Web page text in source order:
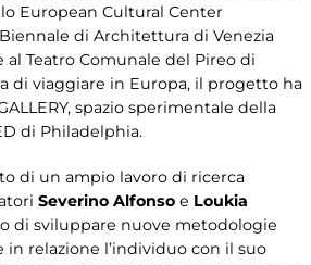
European Cultural Center
di Architettura di Venezia
al Teatro Comunale del Pireo di
di viaggiare in Europa, il progetto ha
spazio sperimentale della
di Philadelphia.
di un ampio lavoro di ricerca
Severino Alfonso e Loukia
di sviluppare nuove metodologie
relazione l’individuo con il suo